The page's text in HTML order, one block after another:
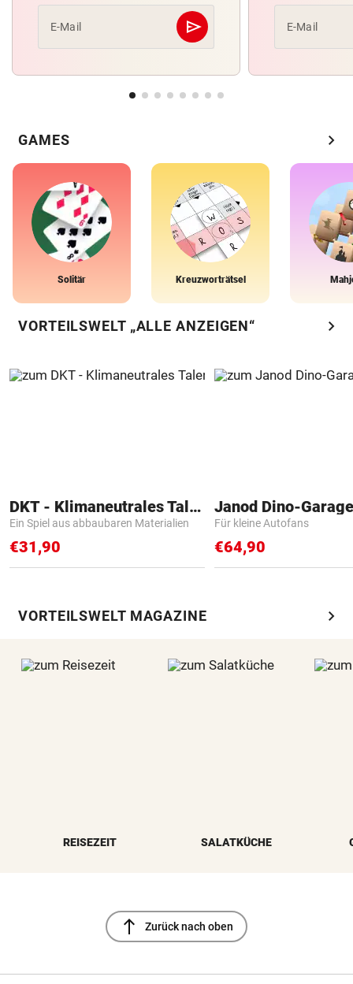
E-Mail send
Abschicken E-Mail
GAMES chevron_right
Solitär Kreuzworträtsel
VORTEILSWELT „ALLE ANZEIGEN“ chevron_right
DKT - Klimaneutrales Talent
Ein Spiel aus abbaubaren Materialien
€31,90
Janod Dino-Garage
Für kleine Autofans
€64,90
VORTEILSWELT MAGAZINE chevron_right
REISEZEIT SALATKÜCHE
north Zurück nach oben